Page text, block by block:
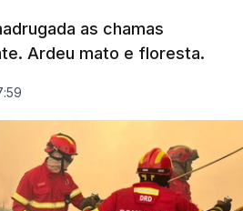
as chamas
Ardeu mato e floresta.